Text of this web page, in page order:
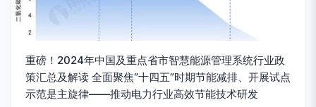
重磅！2024年中国及重点省市智慧能源管理系统行业政
策汇总及解读 全面聚焦“十四五”时期节能减排、开展试点
示范是主旋律——推动电力行业高效节能技术研发